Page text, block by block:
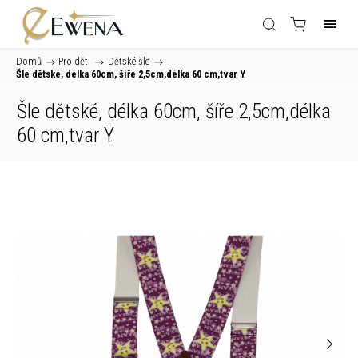
Domů / Pro děti / Dětské šle /
Šle dětské, délka 60cm, šíře 2,5cm,délka 60 cm,tvar Y
Šle dětské, délka 60cm, šíře 2,5cm,délka
60 cm,tvar Y